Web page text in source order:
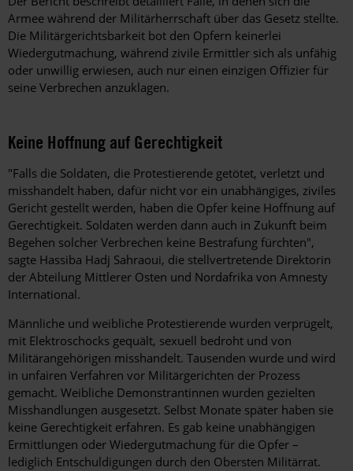
Armee während der Militärherrschaft über das Gesetz stellte.
Die Militärgerichtsbarkeit bot den Opfern keinerlei
Wiedergutmachung, während zivile Ermittler sich als unfähig
oder unwillig erwiesen, auch nur einen einzigen Offizier für
seine Verbrechen anzuklagen.
Keine Hoffnung auf Gerechtigkeit
"Falls die Soldaten, die Protestierende getötet, verletzt und
misshandelt haben, dafür nicht vor ein unabhängiges, ziviles
Gericht gestellt werden, haben die Opfer keine Hoffnung auf
Gerechtigkeit. Soldaten werden dann auch in Zukunft beim
Begehen solcher Verbrechen keine Bestrafung fürchten",
sagte Hassiba Hadj Sahraoui, die stellvertretende Direktorin
der Abteilung Mittlerer Osten und Nordafrika von Amnesty
International.
Männliche und weibliche Protestierende wurden verprügelt,
mit Elektroschocks gequält, sexuell bedroht und von
Militärangehörigen misshandelt. Tausenden wurde und wird
in unfairen Verfahren vor Militärgerichten der Prozess
gemacht. Weibliche Demonstrantinnen wurden gezielten
Misshandlungen ausgesetzt. Selbst Monate später haben sie
keine Gerechtigkeit erfahren. Es gab keine unabhängigen
Ermittlungen oder Wiedergutmachung für die Opfer –
lediglich Entschuldigungen durch den Obersten Militärrat.